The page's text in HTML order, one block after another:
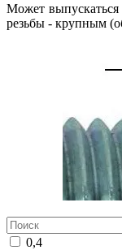
Может
резьбы - крупным
0,4